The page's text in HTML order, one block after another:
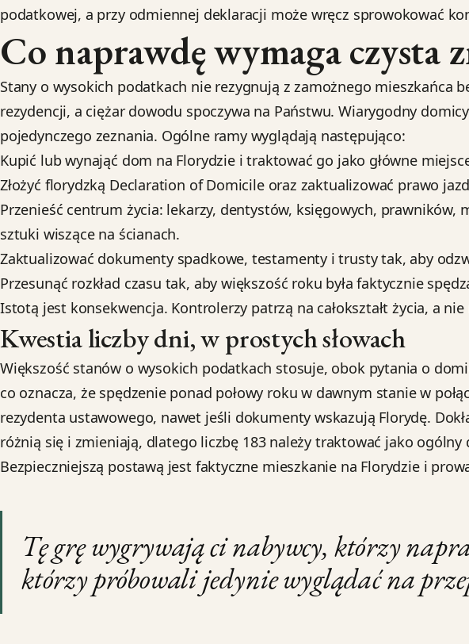
podatkowej, a przy odmiennej deklaracji może wręcz sprowokować
Co naprawdę wymaga czysta
Stany o wysokich podatkach nie rezygnują z zamożnego mieszkańca
rezydencji, a ciężar dowodu spoczywa na Państwu. Wiarygodny
pojedynczego zeznania. Ogólne ramy wyglądają następująco:
Kupić lub wynająć dom na Florydzie i traktować go jako główne
Złożyć florydzką Declaration of Domicile oraz zaktualizować prawo
Przenieść centrum życia: lekarzy, dentystów, księgowych,
sztuki wiszące na ścianach.
Zaktualizować dokumenty spadkowe, testamenty i trusty tak, aby
Przesunąć rozkład czasu tak, aby większość roku była faktycznie
Istotą jest konsekwencja. Kontrolerzy patrzą na całokształt życia, a
Kwestia liczby dni, w prostych słowach
Większość stanów o wysokich podatkach stosuje, obok pytania o
co oznacza, że spędzenie ponad połowy roku w dawnym stanie w
rezydenta ustawowego, nawet jeśli dokumenty wskazują Florydę.
różnią się i zmieniają, dlatego liczbę 183 należy traktować jako
Bezpieczniejszą postawą jest faktyczne mieszkanie na Florydzie i
Tę grę wygrywają ci nabywcy, którzy
którzy próbowali jedynie wyglądać na